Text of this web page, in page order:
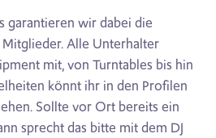
garantieren wir dabei die
Alle Unterhalter
mit, von Turntables bis hin
könnt ihr in den Profilen
Sollte vor Ort bereits ein
sprecht das bitte mit dem DJ